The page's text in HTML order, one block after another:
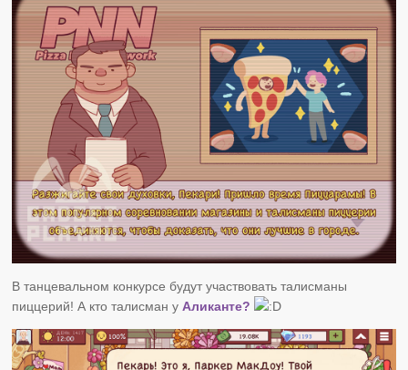
В танцевальном конкурсе будут участвовать талисманы
пиццерий! А кто талисман у Аликанте?